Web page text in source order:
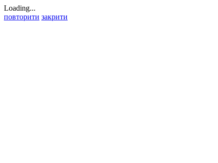
Loading...
повторити закрити